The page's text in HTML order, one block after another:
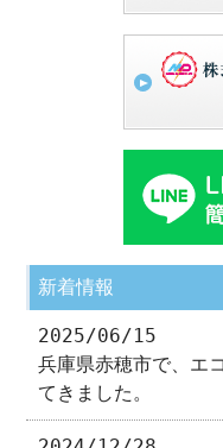
新着情報
2025/06/15
兵庫県赤穂市で、エ
てきました。